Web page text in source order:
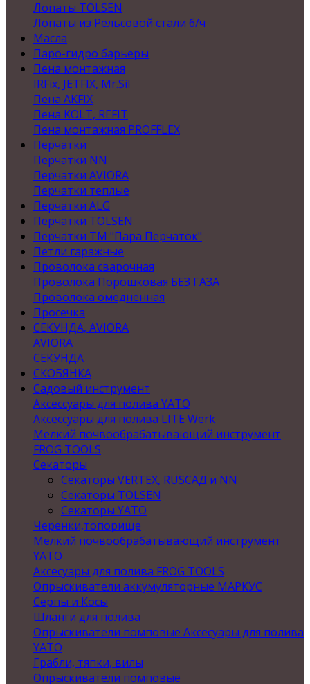
Лопаты TOLSEN
Лопаты из Рельсовой стали б/ч
Масла
Паро-гидро барьеры
Пена монтажная
IRFix, JETFIX, Mr.Sil
Пена AKFIX
Пена KOLT, REFIT
Пена монтажная PROFFLEX
Перчатки
Перчатки NN
Перчатки AVIORA
Перчатки теплые
Перчатки ALG
Перчатки TOLSEN
Перчатки ТМ "Пара Перчаток"
Петли гаражные
Проволока сварочная
Проволока Порошковая БЕЗ ГАЗА
Проволока омедненная
Просечка
СЕКУНДА, AVIORA
AVIORA
СЕКУНДА
СКОБЯНКА
Садовый инструмент
Аксессуары для полива YATO
Аксессуары для полива LITE Werk
Мелкий почвообрабатывающий инструмент
FROG TOOLS
Секаторы
Секаторы VERTEX, RUSСАД и NN
Секаторы TOLSEN
Секаторы YATO
Черенки,топорище
Мелкий почвообрабатывающий инструмент
YATO
Аксесуары для полива FROG TOOLS
Опрыскиватели аккумуляторные МАРКУС
Серпы и Косы
Шланги для полива
Опрыскиватели помповые Аксесуары для полива
YATO
Грабли, тяпки, вилы
Опрыскиватели помповые